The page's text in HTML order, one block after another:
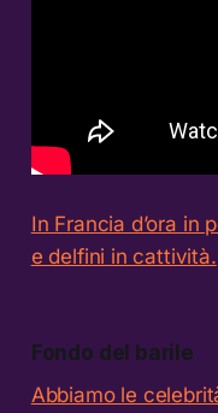
In Francia d’ora in
e delfini in cattività.
Fondo del barile
Abbiamo le